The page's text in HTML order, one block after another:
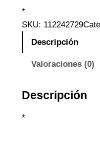
*
SKU: 112242729
Descripción
Valoraciones (0)
Descripción
*